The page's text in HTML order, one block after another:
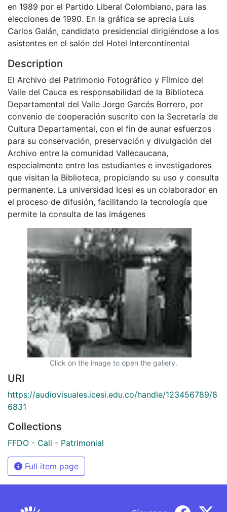
en 1989 por el Partido Liberal Colombiano, para las
elecciones de 1990. En la gráfica se aprecia Luis
Carlos Galán, candidato presidencial dirigiéndose a los
asistentes en el salón del Hotel Intercontinental
Description
El Archivo del Patrimonio Fotográfico y Fílmico del
Valle del Cauca es responsabilidad de la Biblioteca
Departamental del Valle Jorge Garcés Borrero, por
convenio de cooperación suscrito con la Secretaría de
Cultura Departamental, con el fin de aunar esfuerzos
para su conservación, preservación y divulgación del
Archivo entre la comunidad Vallecaucana,
especialmente entre los estudiantes e investigadores
que visitan la Biblioteca, propiciando su uso y consulta
permanente. La universidad Icesi es un colaborador en
el proceso de difusión, facilitando la tecnología que
permite la consulta de las imágenes
Click on the image to open the gallery.
URI
https://audiovisuales.icesi.edu.co/handle/123456789/8
6831
Collections
FFDO - Cali - Patrimonial
Full item page